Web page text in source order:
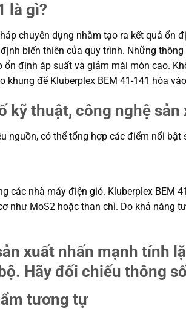
là gì?
chuyên dụng nhằm tạo ra kết quả ổn
biến thiên của quy trình. Những
định áp suất và giảm mài mòn cao.
để Kluberplex BEM 41-141 hòa
kỹ thuật, công nghệ sản
nguồn, có thể tổng hợp các điểm nổi bật
các nhà máy điện gió. Kluberplex BEM
như MoS2 hoặc than chì. Do khả năng
xuất nhấn mạnh tính
Hãy đối chiếu thông
tương tự